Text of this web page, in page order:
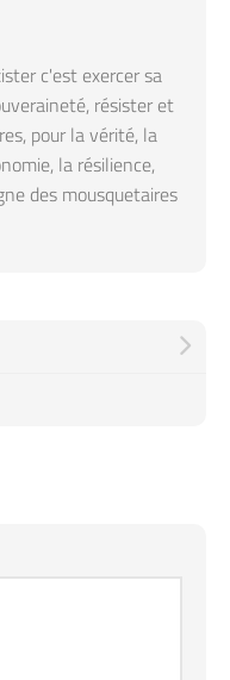
c'est exercer sa
résister et
pour la vérité, la
la résilience,
des mousquetaires